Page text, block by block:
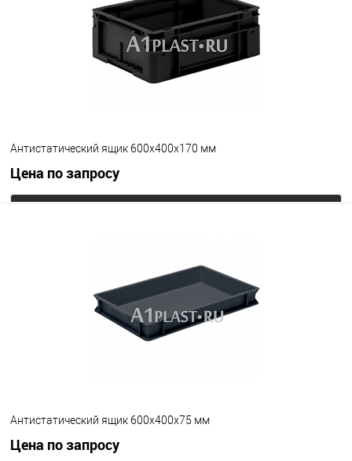
Антистатический ящик 600х400х170 мм
Цена по запросу
Антистатический ящик 600х400х75 мм
Цена по запросу